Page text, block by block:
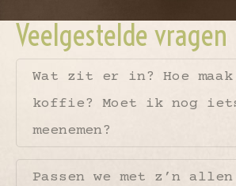
Veelgestelde vragen
Wat zit er in? Hoe
koffie? Moet ik nog
meenemen?
Passen we met z’n